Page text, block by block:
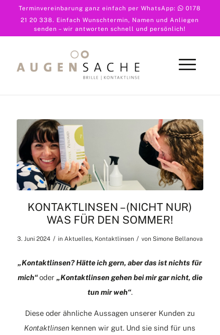
Terminvereinbarung ganz einfach per WhatsApp:
0178
21 20 338. Einfach Wunschtermin, Namen und Anliegen
senden – wir antworten schnell und persönlich!
KONTAKTLINSEN – (NICHT NUR)
WAS FÜR DEN SOMMER!
3. Juni 2024 / in Aktuelles, Kontaktlinsen / von Simone Bellanova
„Kontaktlinsen? Hätte ich gern, aber das ist nichts für
mich“oder „Kontaktlinsen gehen bei mir gar nicht, die
tun mir weh“.
Diese oder ähnliche Aussagen unserer Kunden zu
Kontaktlinsen kennen wir gut. Und sie sind für uns